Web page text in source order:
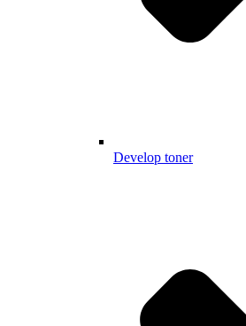
Develop toner